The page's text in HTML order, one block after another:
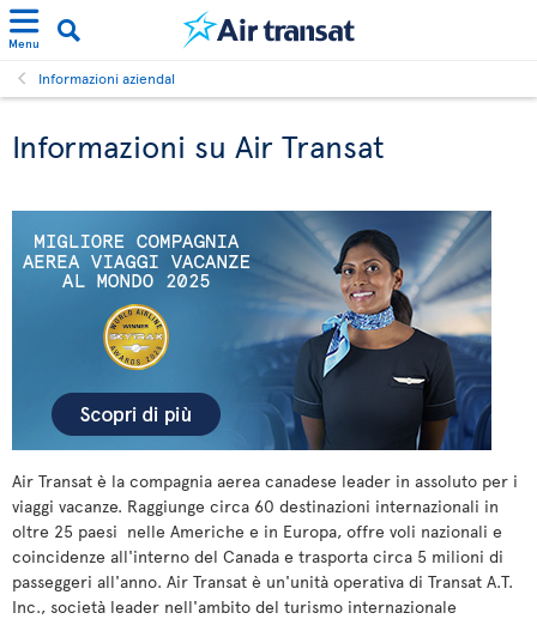
Menu
Informazioni aziendal
Informazioni su Air Transat
Air Transat è la compagnia aerea canadese leader in assoluto per i
viaggi vacanze. Raggiunge circa 60 destinazioni internazionali in
oltre 25 paesi nelle Americhe e in Europa, offre voli nazionali e
coincidenze all'interno del Canada e trasporta circa 5 milioni di
passeggeri all'anno. Air Transat è un'unità operativa di Transat A.T.
Inc., società leader nell'ambito del turismo internazionale